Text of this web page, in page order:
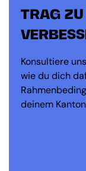
TRAG
Konsultiere
wie du dich
deinem